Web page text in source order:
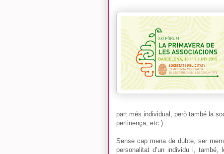
part més individual, però també la
pertinença, etc.).
Sense cap mena de dubte, ser
personalitat d’un individu i,